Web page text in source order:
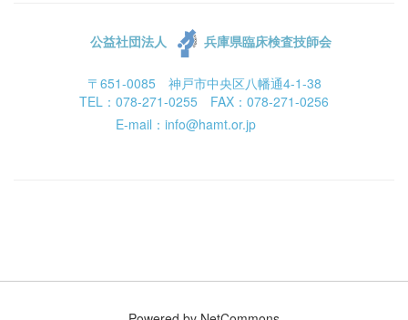
公益社団法人 兵庫県臨床検査技師会
〒651-0085 神戸市中央区八幡通4-1-38
TEL：078-271-0255 FAX：078-271-0256
E-mail：info@hamt.or.jp